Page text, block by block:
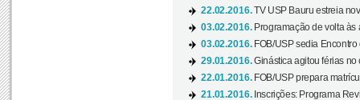
22.02.2016.TV USP Bauru estreia
03.02.2016. Programação de volta às
03.02.2016. FOB/USP sedia
29.01.2016.Ginástica agitou férias no
22.01.2016. FOB/USP prepara
21.01.2016. Inscrições: Programa